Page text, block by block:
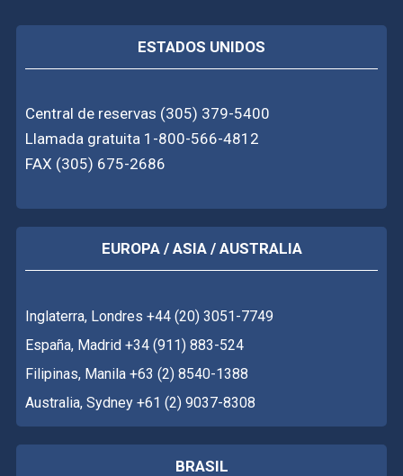
ESTADOS UNIDOS
Central de reservas (305) 379-5400
Llamada gratuita 1-800-566-4812
FAX (305) 675-2686
EUROPA / ASIA / AUSTRALIA
Inglaterra, Londres +44 (20) 3051-7749
España, Madrid +34 (911) 883-524
Filipinas, Manila +63 (2) 8540-1388
Australia, Sydney +61 (2) 9037-8308
BRASIL